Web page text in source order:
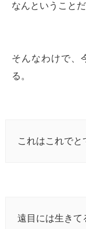
なんということだ
そんなわけで、
る。
これはこれでと
遠目には生きて